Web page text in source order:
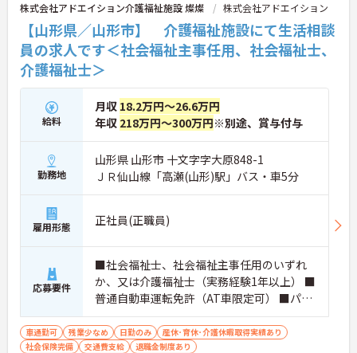
株式会社アドエイション介護福祉施設 燦燦 株式会社アドエイション
【山形県／山形市】 介護福祉施設にて生活相談
員の求人です＜社会福祉主事任用、社会福祉士、
介護福祉士＞
給料
月収 18.2万円～26.6万円
年収 218万円～300万円※別途、賞与付与
勤務地
山形県 山形市 十文字字大原848-1
ＪＲ仙山線「高瀬(山形)駅」バス・車5分
雇用形態 正社員(正職員)
応募要件
■社会福祉士、社会福祉主事任用のいずれ
か、又は介護福祉士（実務経験1年以上） ■
普通自動車運転免許（AT車限定可） ■パソ
コン操作（Excel及びWord）※未経験相談
可、経験者優遇します
車通勤可 残業少なめ 日勤のみ
産休･育休･介護休暇取得実績あり
社会保険完備
交通費支給 退職金制度あり